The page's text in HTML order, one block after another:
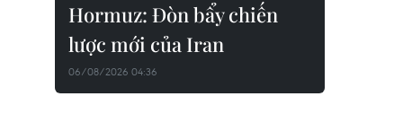
Hormuz: Đòn bẩy chiến
lược mới của Iran
06/08/2026 04:36